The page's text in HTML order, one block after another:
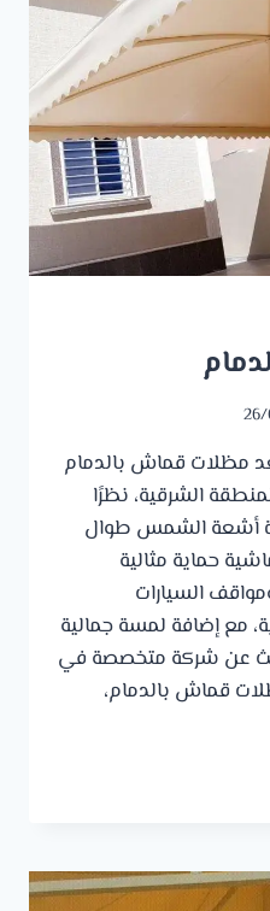
مظلات قماش بالدمام
الشرقية، نظرًا
أشعة الشمس طوال
حماية مثالية
السيارات
مع إضافة لمسة جمالية
عن شركة متخصصة في
قماش بالدمام،